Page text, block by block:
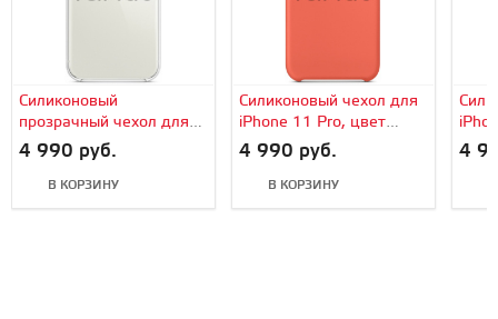
Силиконовый
прозрачный чехол для
iPhone 11 Pro,
оригинальный Apple
4 990 руб.
В КОРЗИНУ
Силиконовый чехол для
iPhone 11 Pro, цвет
«спелый клементин»
(оранжевый),
оригинальный Apple
4 990 руб.
В КОРЗИНУ
4